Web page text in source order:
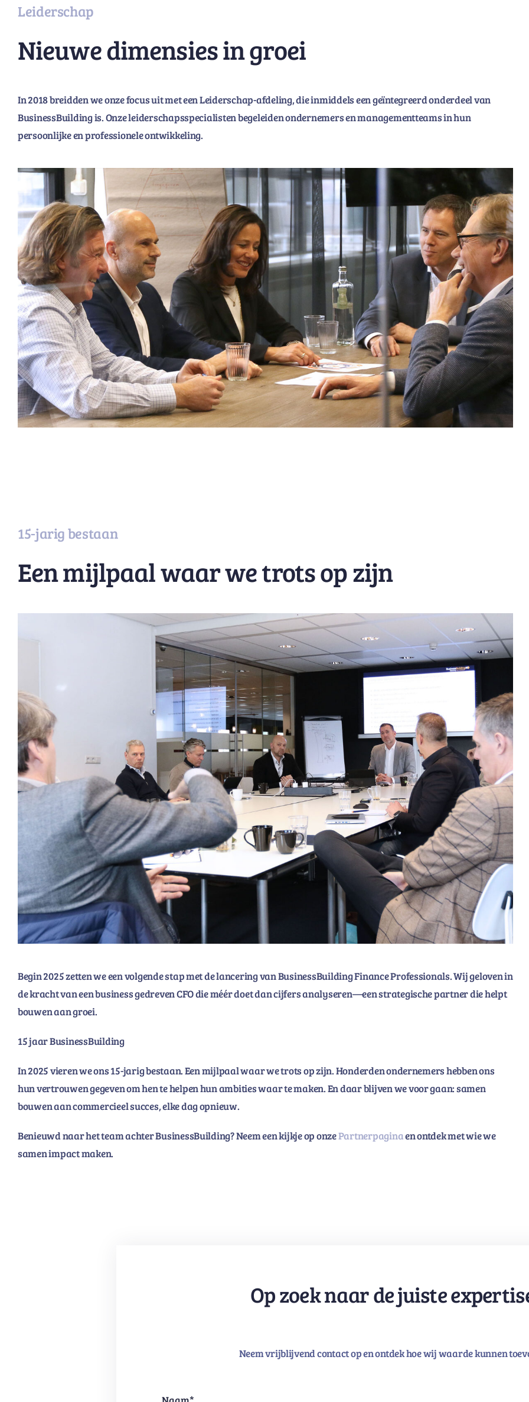
Leiderschap
Nieuwe dimensies in groei
In 2018 breidden we onze focus uit met een Leiderschap-afdeling, die inmiddels een geïntegreerd onderdeel van
BusinessBuilding is. Onze leiderschapsspecialisten begeleiden ondernemers en managementteams in hun
persoonlijke en professionele ontwikkeling.
15-jarig bestaan
Een mijlpaal waar we trots op zijn
Begin 2025 zetten we een volgende stap met de lancering van BusinessBuilding Finance Professionals. Wij geloven in
de kracht van een business gedreven CFO die méér doet dan cijfers analyseren—een strategische partner die helpt
bouwen aan groei.
15 jaar BusinessBuilding
In 2025 vieren we ons 15-jarig bestaan. Een mijlpaal waar we trots op zijn. Honderden ondernemers hebben ons
hun vertrouwen gegeven om hen te helpen hun ambities waar te maken. En daar blijven we voor gaan: samen
bouwen aan commercieel succes, elke dag opnieuw.
Benieuwd naar het team achter BusinessBuilding? Neem een kijkje op onzePartnerpaginaen ontdek met wie we
samen impact maken.
Op zoek naar de juiste
Neem vrijblijvend contact op en ontdek hoe wij waarde kunnen